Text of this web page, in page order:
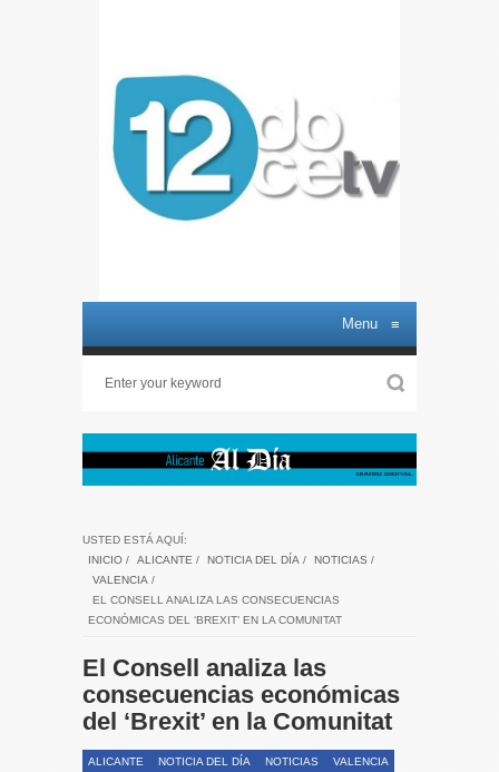
Menu ≡
USTED ESTÁ AQUÍ:
INICIO / ALICANTE / NOTICIA DEL DÍA / NOTICIAS /
VALENCIA /
EL CONSELL ANALIZA LAS CONSECUENCIAS
ECONÓMICAS DEL ‘BREXIT’ EN LA COMUNITAT
El Consell analiza las
consecuencias económicas
del ‘Brexit’ en la Comunitat
ALICANTE NOTICIA DEL DÍA NOTICIAS VALENCIA